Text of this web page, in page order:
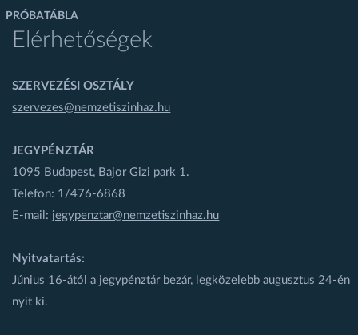
PRÓBATÁBLA
Elérhetőségek
SZERVEZÉSI OSZTÁLY
szervezes@nemzetiszinhaz.hu
JEGYPÉNZTÁR
1095 Budapest, Bajor Gizi park 1.
Telefon: 1/476-6868
E-mail: jegypenztar@nemzetiszinhaz.hu
Nyitvatartás:
Június 16-ától a jegypénztár bezár, legközelebb augusztus 24-én
nyit ki.